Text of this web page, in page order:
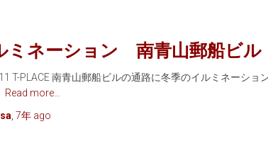
ミネーション 南青山郵船ビル
T-PLACE 南青山郵船ビルの通路に冬季のイルミネーショ
Read more…
7年ago